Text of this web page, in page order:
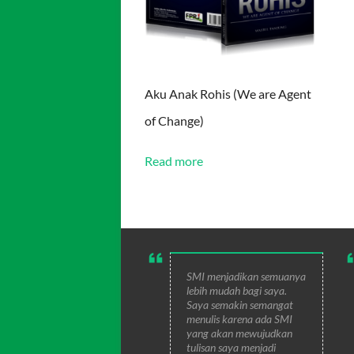
Aku Anak Rohis (We are Agent
of Change)
Read more
SMI menjadikan semuanya
lebih mudah bagi saya.
Saya semakin semangat
menulis karena ada SMI
yang akan mewujudkan
tulisan saya menjadi